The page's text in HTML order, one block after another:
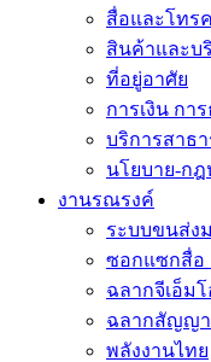
สื่อและโทร
สินค้าและบ
ที่อยู่อาศัย
การเงิน กา
บริการสาธ
นโยบาย-กฎ
งานรณรงค์
ระบบขนส่ง
ซอกแซกสื่อ
ฉลากจีเอ็มโ
ฉลากสัญญ
พลังงานไทย